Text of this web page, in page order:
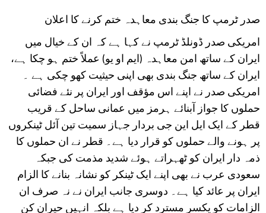
صدر ٹرمپ کا جنگ بندی معاہدہ ختم کرنے کا اعلان
امریکی صدر ڈونلڈ ٹرمپ نے کہا ہے کہ ان کے خیال میں
ایران کے ساتھ امن معاہدہ (ایم او یو) عملاً ختم ہو چکا ہے،
ایران کے ساتھ جنگ بندی بھی اپنی حیثیت کھو چکی ہے ۔
امریکی صدر نے اپنے اس مؤقف اور ایران پر نئے فضائی
حملوں کا جواز آبنائے ہرمز میں عمانی ساحل کے قریب
قطر کے ایک ایل این جی بردار جہاز سمیت تین آئل ٹینکروں
پر ہونے والے حملوں کو قرار دیا ہے۔ قطر نے ان حملوں کا
ذمہ دار ایران کو ٹھہراتے ہوئے شدید مذمت کی جبکہ
سعودی عرب نے بھی اپنے ایک ٹینکر کو نشانہ بنانے کا الزام
ایران پر عائد کیا ہے۔ دوسری جانب ایران نے نہ صرف ان
الزامات کو یکسر مسترد کر دیا ہے بلکہ انہیں حیران کن